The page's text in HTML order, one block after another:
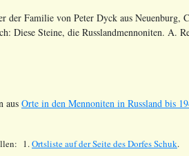
der Familie von Peter Dyck aus Neuenburg,
Diese Steine, die Russlandmennoniten. A.
aus Orte in den Mennoniten in Russland bis
1.Ortsliste auf der Seite des DorfesSchuk.